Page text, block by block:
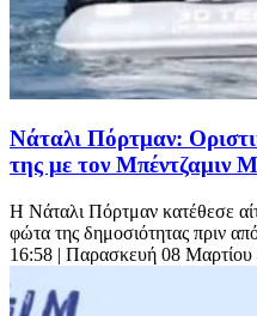
Νάταλι Πόρτμαν:
της με τον Μπέντζαμιν
Η Νάταλι Πόρτμαν κατέθεσε
φώτα της δημοσιότητας πριν
16:58 | Παρασκευή 08 Μαρτίου